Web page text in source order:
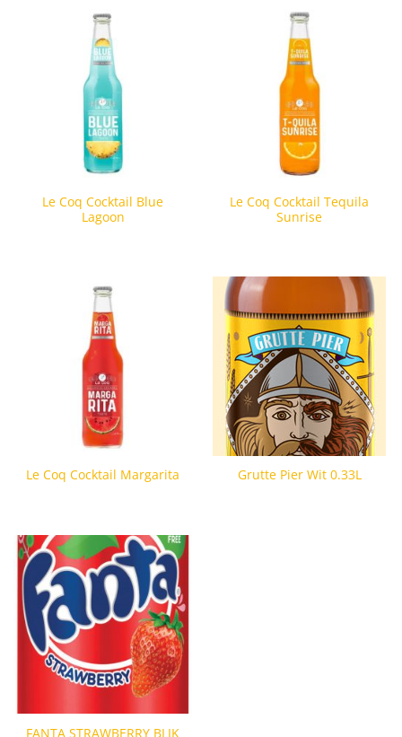
Le Coq Cocktail Blue
Lagoon
Le Coq Cocktail Tequila
Sunrise
Le Coq Cocktail Margarita Grutte Pier Wit 0.33L
FANTA STRAWBERRY BLIK